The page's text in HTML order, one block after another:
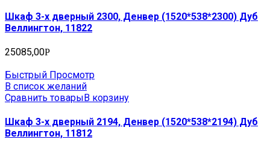
Шкаф 3-х дверный 2300, Денвер (1520*538*2300) Дуб
Веллингтон, 11822
25085,00Р
Быстрый Просмотр
В список желаний
Сравнить товарыВ корзину
Шкаф 3-х дверный 2194, Денвер (1520*538*2194) Дуб
Веллингтон, 11812